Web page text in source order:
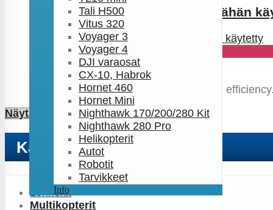
Tali H500
Vitus 320
Voyager 3
Voyager 4
DJI varaosat
CX-10, Habrok
Hornet 460
Hornet Mini
Nighthawk 170/200/280 Kit
Nighthawk 280 Pro
Helikopterit
Autot
Robotit
Tarvikkeet
Info
DualSky XM4010MR-5, 350W, Vähän
€ 41,50 € 28,54
Lisää ostoskoriin Info
Description: 28 poles. High torque. High
Näytä kaikki tarjoukset
Kategoriat
Lennokit
Multikopterit